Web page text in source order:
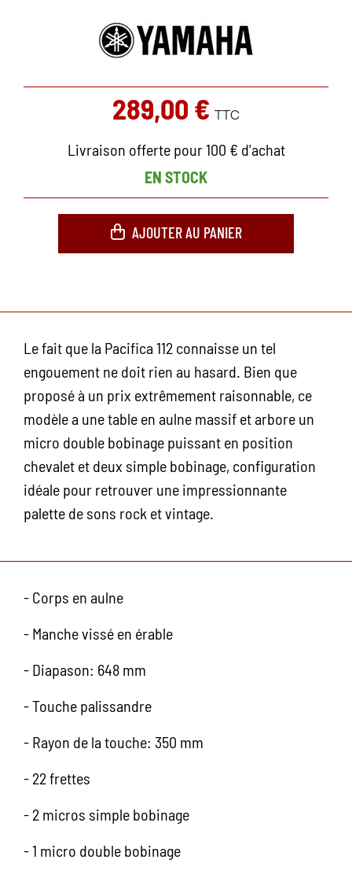
289,00 € TTC
Livraison offerte pour 100 € d'achat
EN STOCK
AJOUTER AU PANIER
Le fait que la Pacifica 112 connaisse un tel
engouement ne doit rien au hasard. Bien que
proposé à un prix extrêmement raisonnable, ce
modèle a une table en aulne massif et arbore un
micro double bobinage puissant en position
chevalet et deux simple bobinage, configuration
idéale pour retrouver une impressionnante
palette de sons rock et vintage.
- Corps en aulne
- Manche vissé en érable
- Diapason: 648 mm
- Touche palissandre
- Rayon de la touche: 350 mm
- 22 frettes
- 2 micros simple bobinage
- 1 micro double bobinage